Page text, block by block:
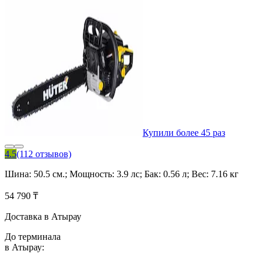
Купили более 45 раз
4.5(112 отзывов)
Шина: 50.5 см.; Мощность: 3.9 лс; Бак: 0.56 л; Вес: 7.16 кг
54 790 ₸
Доставка в Атырау
До терминала
в Атырау: